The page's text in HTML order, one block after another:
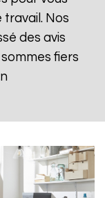
Nos
des avis
fiers